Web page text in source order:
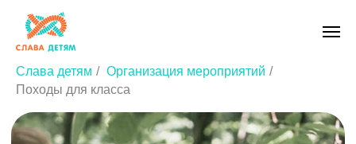
Слава детям / Организация мероприятий /
Походы для класса